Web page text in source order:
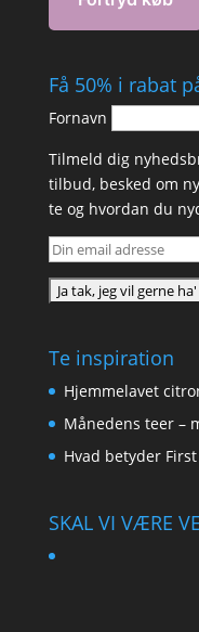
Få 50% i rabat
Fornavn
Tilmeld dig
tilbud, besked om
te og hvordan du
Te inspiration
Hjemmelavet
Månedens teer –
Hvad betyder
SKAL VI VÆRE